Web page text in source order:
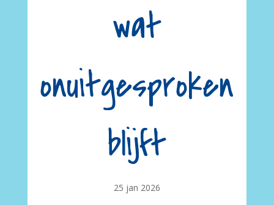
wat
onuitgesproken
blijft
25 jan 2026